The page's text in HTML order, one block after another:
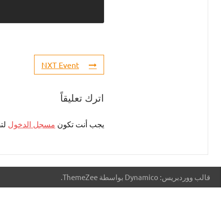
NXT Event
اترك تعليقاً
يجب أنت تكون مسجل الدخول
قالب ووردبريس: Dynamico بواسطة ThemeZee.